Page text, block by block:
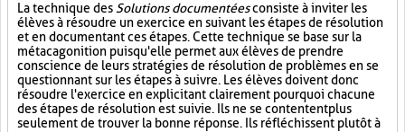
La technique des Solutions documentéesconsiste à inviter les
élèves à résoudre un exercice en suivant les étapes de résolution
et en documentant ces étapes. Cette technique se base sur la
métacagonition puisqu'elle permet aux élèves de prendre
conscience de leurs stratégies de résolution de problèmes en se
questionnant sur les étapes à suivre. Les élèves doivent donc
résoudre l'exercice en explicitant clairement pourquoi chacune
des étapes de résolution est suivie. Ils ne se contentent plus
seulement de trouver la bonne réponse. Ils réfléchissent plutôt à